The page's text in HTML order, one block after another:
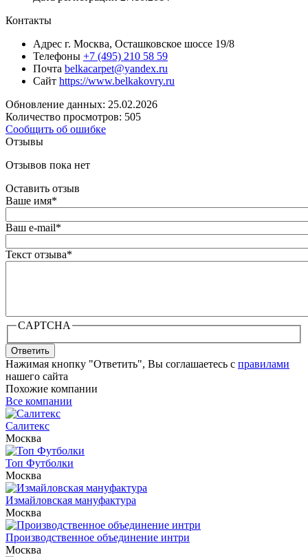
Контакты
Адрес г. Москва, Осташковское шоссе 19/8
Телефоны +7 (495) 210 58 59
Почта belkacarpet@yandex.ru
Сайт https://www.belkakovry.ru
Обновление данных: 25.02.2026
Количество просмотров: 505
Сообщить об ошибке
Отзывы
Отзывов пока нет
Оставить отзыв
Ваше имя*
Ваш e-mail*
Текст отзыва*
CAPTCHA
Ответить
Нажимая кнопку "Ответить", Вы соглашаетесь с правилами
нашего сайта
Похожие компании
Все компании
Салитекс
Москва
Топ Футболки
Москва
Измайловская мануфактура
Москва
Производственное объединение интри
Москва